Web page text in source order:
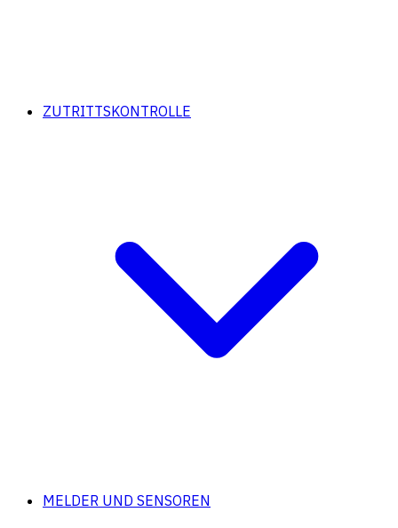
ZUTRITTSKONTROLLE
MELDER UND SENSOREN